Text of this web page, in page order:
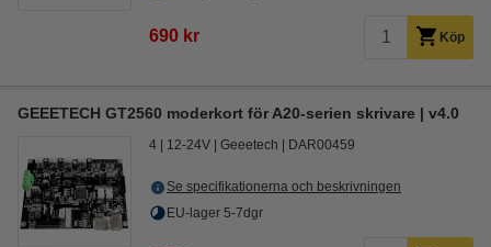
690 kr Köp
GEEETECH GT2560 moderkort för A20-serien skrivare | v4.0
4 12-24V Geeetech DAR00459
Se specifikationerna och beskrivningen
EU-lager 5-7dgr